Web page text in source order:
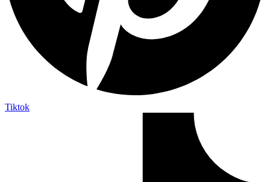
Tiktok